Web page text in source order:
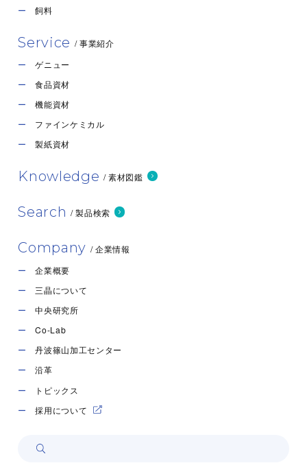
飼料
Service / 事業紹介
ゲニュー
食品資材
機能資材
ファインケミカル
製紙資材
Knowledge / 素材図鑑
Search / 製品検索
Company / 企業情報
企業概要
三晶について
中央研究所
Co-Lab
丹波篠山加工センター
沿革
トピックス
採用について